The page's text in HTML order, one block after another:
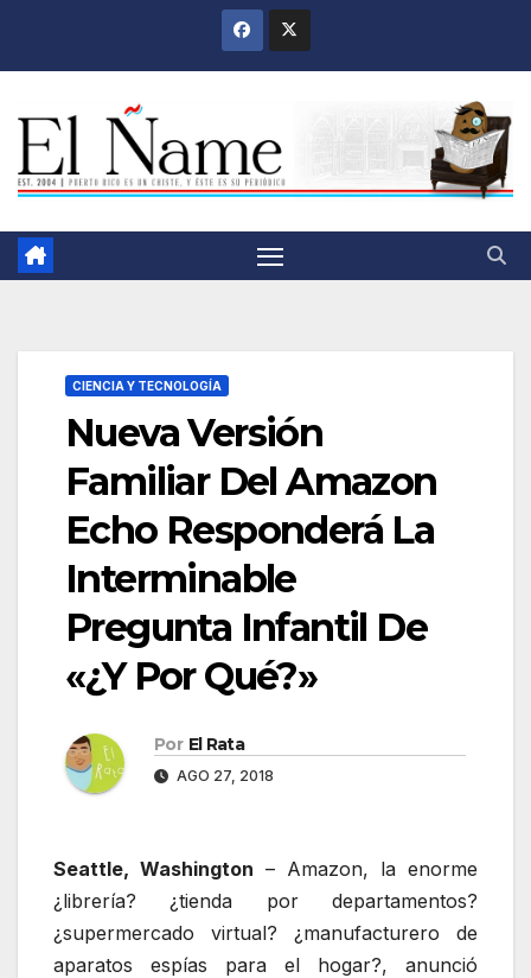
CIENCIA Y TECNOLOGÍA
Nueva Versión
Familiar Del Amazon
Echo Responderá La
Interminable
Pregunta Infantil De
«¿Y Por Qué?»
Por El Rata
AGO 27, 2018
Seattle, Washington – Amazon, la enorme
¿librería? ¿tienda por departamentos?
¿supermercado virtual? ¿manufacturero de
aparatos espías para el hogar?, anunció